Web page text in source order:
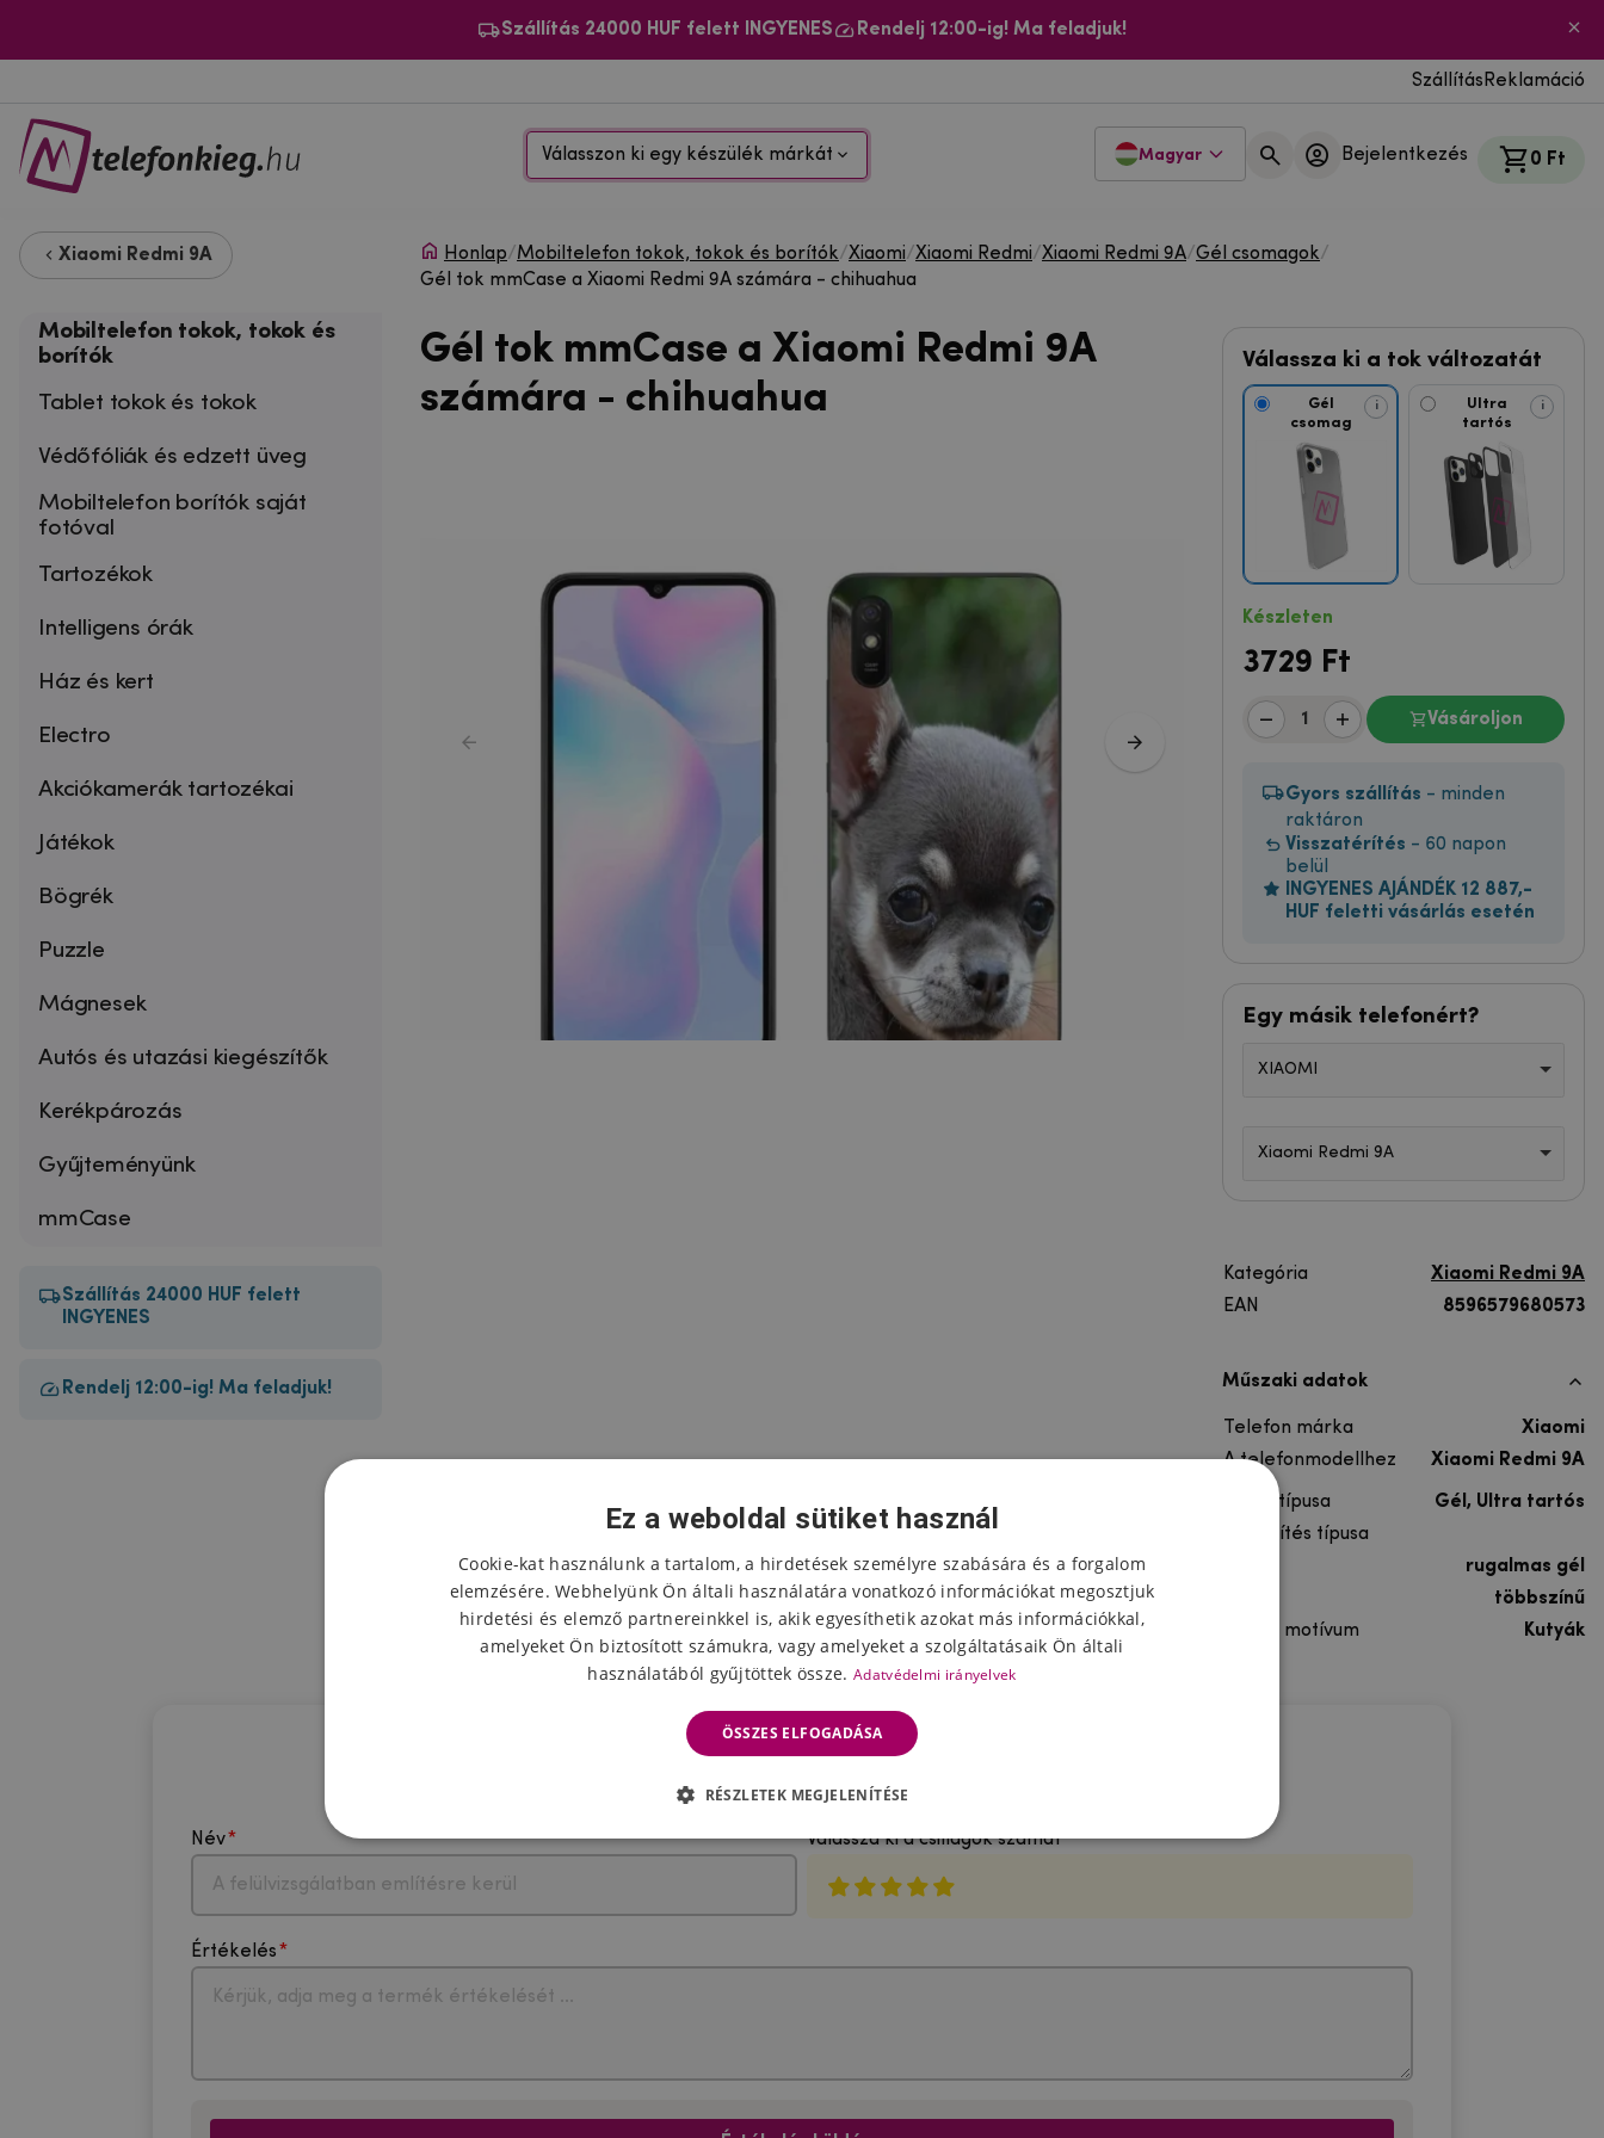
Szállítás 24000 HUF felett INGYENES Rendelj 12:00-ig! Ma feladjuk!
Szállítás Reklamáció
Válasszon ki egy készülék márkát Magyar Bejelentkezés 0 Ft
Xiaomi Redmi 9A
Mobiltelefon tokok, tokok és
borítók
Tablet tokok és tokok
Védőfóliák és edzett üveg
Mobiltelefon borítók saját
fotóval
Tartozékok
Intelligens órák
Ház és kert
Electro
Akciókamerák tartozékai
Játékok
Bögrék
Puzzle
Mágnesek
Autós és utazási kiegészítők
Kerékpározás
Gyűjteményünk
mmCase
Szállítás 24000 HUF felett
INGYENES
Rendelj 12:00-ig! Ma feladjuk!
Honlap/Mobiltelefon tokok, tokok és borítók/Xiaomi/Xiaomi Redmi/Xiaomi Redmi 9A/Gél csomagok/
Gél tok mmCase a Xiaomi Redmi 9A számára - chihuahua
Gél tok mmCase a Xiaomi Redmi 9A
számára - chihuahua
Válassza ki a tok változatát
Gél
csomag
i
Ultra
tartós
i
Készleten
3729 Ft
Vásároljon
Gyors szállítás - minden
raktáron
Visszatérítés - 60 napon
belül
INGYENES AJÁNDÉK 12 887,-
HUF feletti vásárlás esetén
Egy másik telefonért?
XIAOMI
Xiaomi Redmi 9A
Kategória
Xiaomi Redmi 9A
EAN
8596579680573
Műszaki adatok
Telefon márka
Xiaomi
A telefonmodellhez
Xiaomi Redmi 9A
Lakás típusa
Gél, Ultra tartós
A rögzítés típusa
rugalmas gél
többszínű
Színes motívum
Kutyák
A termék értékelése
Név Válassza ki a csillagok számát
Értékelés
Ez a weboldal sütiket használ
Cookie-kat használunk a tartalom, a hirdetések személyre szabására és a forgalom
elemzésére. Webhelyünk Ön általi használatára vonatkozó információkat megosztjuk
hirdetési és elemző partnereinkkel is, akik egyesíthetik azokat más információkkal,
amelyeket Ön biztosított számukra, vagy amelyeket a szolgáltatásaik Ön általi
használatából gyűjtöttek össze. Adatvédelmi irányelvek
ÖSSZES ELFOGADÁSA
RÉSZLETEK MEGJELENÍTÉSE